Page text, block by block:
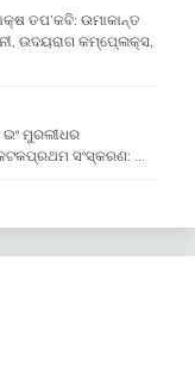
ତପ’କବି: ଉମାକାନ୍ତ
ଉଦୟରାଗ କମ୍ପେ୍ଲକ୍ସ,
ଇଂ ମୁରଲୀଧର
ସଂସ୍କରଣ: …